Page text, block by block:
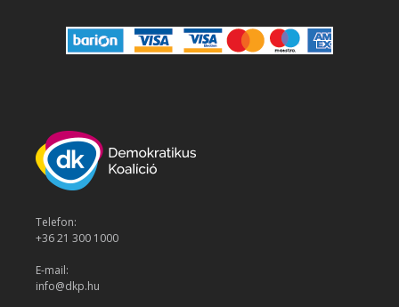
Telefon:
+36 21 300 1000
E-mail:
info@dkp.hu